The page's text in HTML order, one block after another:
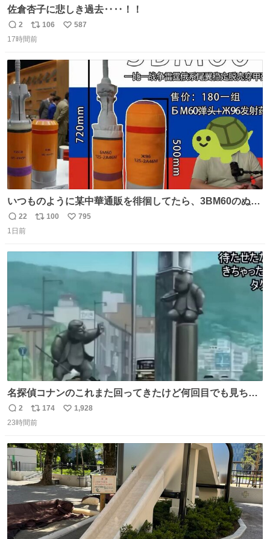
佐倉杏子に悲しき過去‥‥！！
返
信
2
リ
ポ
ト
数
106
い
587
17時間前
いつものように某中華通販を徘徊してたら、3BM60のぬい
ぐるみを発見してしまった…。
返
信
22
リ
100
い
795
1日前
名探偵コナンのこれまた回ってきたけど何回目でも見ちゃ
う魔力あるのよな
返
信
2
リ
ポ
ト
数
174
い
数
1,928
23時間前